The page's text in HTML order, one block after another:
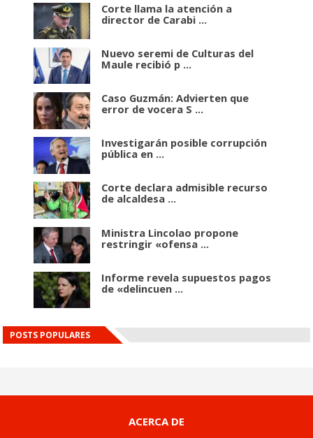
Corte llama la atención a
director de Carabi ...
Nuevo seremi de Culturas del
Maule recibió p ...
Caso Guzmán: Advierten que
error de vocera S ...
Investigarán posible corrupción
pública en ...
Corte declara admisible recurso
de alcaldesa ...
Ministra Lincolao propone
restringir «ofensa ...
Informe revela supuestos pagos
de «delincuen ...
POSTS POPULARES
ACERCA DE